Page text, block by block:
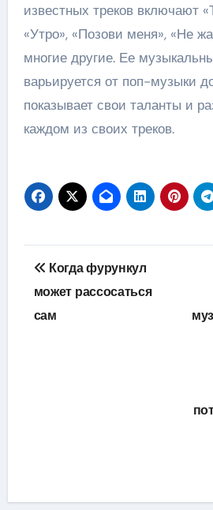
известных треков включают
«Утро», «Позови меня», «Не
многие другие. Ее
варьируется от поп-музыки
показывает свои таланты и
каждом из своих треков.
Навигация
по
записям
Когда фурункул
может рассосаться
сам